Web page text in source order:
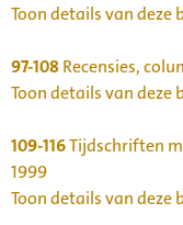
Toon details van deze
97-108Recensies,
Toon details van deze
109-116Tijdschriften
1999
Toon details van deze